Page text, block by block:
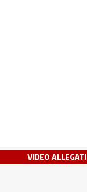
VIDEO ALLEGATI